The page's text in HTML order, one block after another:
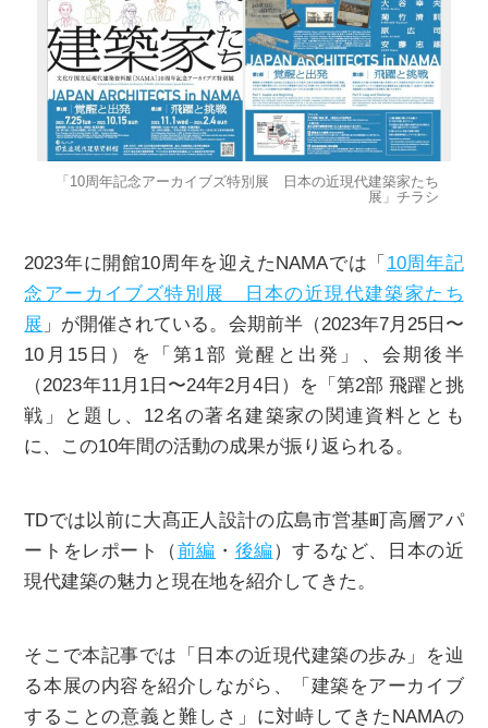
「10周年記念アーカイブズ特別展 ⽇本の近現代建築家たち
展」チラシ
2023年に開館10周年を迎えたNAMAでは「 10周年記
念アーカイブズ特別展 ⽇本の近現代建築家たち
展 」が開催されている。会期前半（2023年7月25日〜
10月15日）を「第1部 覚醒と出発」、会期後半
（2023年11月1日〜24年2月4日）を「第2部 ⾶躍と挑
戦」と題し、12名の著名建築家の関連資料ととも
に、この10年間の活動の成果が振り返られる。
TDでは以前に大髙正人設計の広島市営基町高層アパ
ートをレポート（前編 ・ 後編 ）するなど、日本の近
現代建築の魅力と現在地を紹介してきた。
そこで本記事では「日本の近現代建築の歩み」を辿
る本展の内容を紹介しながら、「建築をアーカイブ
することの意義と難しさ」に対峙してきたNAMAの